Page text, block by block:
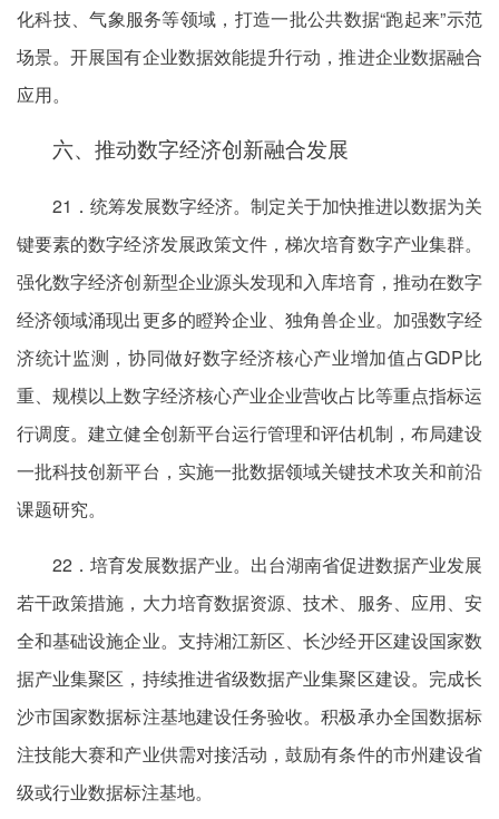
化科技、气象服务等领域，打造一批公共数据“跑起来”示范
场景。开展国有企业数据效能提升行动，推进企业数据融合
应用。
六、推动数字经济创新融合发展
21．统筹发展数字经济。制定关于加快推进以数据为关
键要素的数字经济发展政策文件，梯次培育数字产业集群。
强化数字经济创新型企业源头发现和入库培育，推动在数字
经济领域涌现出更多的瞪羚企业、独角兽企业。加强数字经
济统计监测，协同做好数字经济核心产业增加值占GDP比
重、规模以上数字经济核心产业企业营收占比等重点指标运
行调度。建立健全创新平台运行管理和评估机制，布局建设
一批科技创新平台，实施一批数据领域关键技术攻关和前沿
课题研究。
22．培育发展数据产业。出台湖南省促进数据产业发展
若干政策措施，大力培育数据资源、技术、服务、应用、安
全和基础设施企业。支持湘江新区、长沙经开区建设国家数
据产业集聚区，持续推进省级数据产业集聚区建设。完成长
沙市国家数据标注基地建设任务验收。积极承办全国数据标
注技能大赛和产业供需对接活动，鼓励有条件的市州建设省
级或行业数据标注基地。